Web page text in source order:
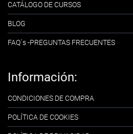
CATÁLOGO DE CURSOS
BLOG
FAQ´s -PREGUNTAS FRECUENTES
Información:
CONDICIONES DE COMPRA
POLÍTICA DE COOKIES